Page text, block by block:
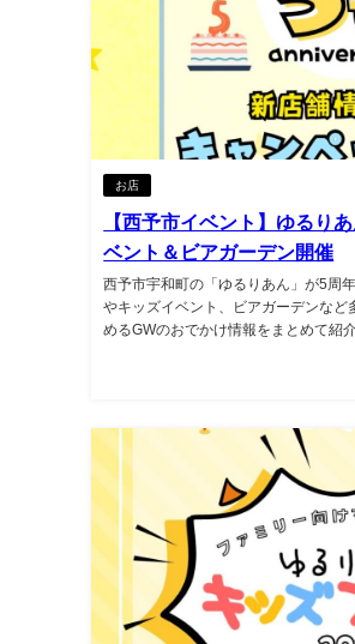
お店
【西予市イベント】ゆるり
ベント＆ビアガーデン開催
西予市宇和町の「ゆるりあん」が5周
やキッズイベント、ビアガーデンなど
めるGWのおでかけ情報をまとめて紹介